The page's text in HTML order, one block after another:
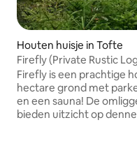
Houten huisje in Tofte
Firefly (Private Rustic
Superior)
Firefly is een prachtige
hectare grond met
en een sauna! De
bieden uitzicht op